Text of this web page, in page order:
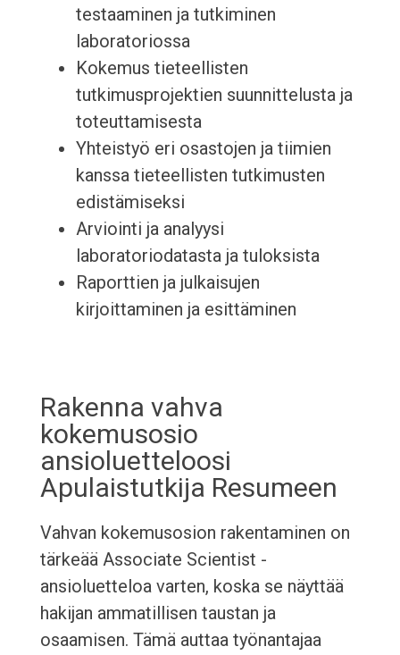
testaaminen ja tutkiminen
laboratoriossa
Kokemus tieteellisten
tutkimusprojektien suunnittelusta ja
toteuttamisesta
Yhteistyö eri osastojen ja tiimien
kanssa tieteellisten tutkimusten
edistämiseksi
Arviointi ja analyysi
laboratoriodatasta ja tuloksista
Raporttien ja julkaisujen
kirjoittaminen ja esittäminen
Rakenna vahva
kokemusosio
ansioluetteloosi
Apulaistutkija Resumeen
Vahvan kokemusosion rakentaminen on
tärkeää Associate Scientist -
ansioluetteloa varten, koska se näyttää
hakijan ammatillisen taustan ja
osaamisen. Tämä auttaa työnantajaa